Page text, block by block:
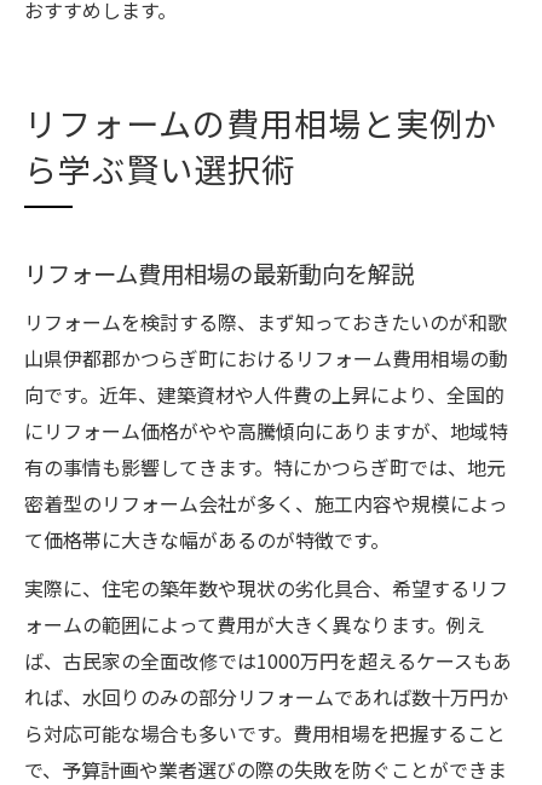
おすすめします。
リフォームの費用相場と実例か
ら学ぶ賢い選択術
リフォーム費用相場の最新動向を解説
リフォームを検討する際、まず知っておきたいのが和歌
山県伊都郡かつらぎ町におけるリフォーム費用相場の動
向です。近年、建築資材や人件費の上昇により、全国的
にリフォーム価格がやや高騰傾向にありますが、地域特
有の事情も影響してきます。特にかつらぎ町では、地元
密着型のリフォーム会社が多く、施工内容や規模によっ
て価格帯に大きな幅があるのが特徴です。
実際に、住宅の築年数や現状の劣化具合、希望するリフ
ォームの範囲によって費用が大きく異なります。例え
ば、古民家の全面改修では1000万円を超えるケースもあ
れば、水回りのみの部分リフォームであれば数十万円か
ら対応可能な場合も多いです。費用相場を把握すること
で、予算計画や業者選びの際の失敗を防ぐことができま